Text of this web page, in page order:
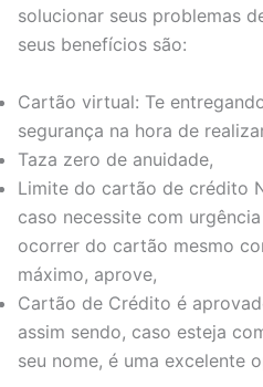
solucionar seus problemas
seus benefícios são:
Cartão virtual: Te
segurança na hora de
Taza zero de anuidade,
Limite do cartão de crédito
caso necessite com
ocorrer do cartão mesmo
máximo, aprove,
Cartão de Crédito é
assim sendo, caso esteja
seu nome, é uma excelente